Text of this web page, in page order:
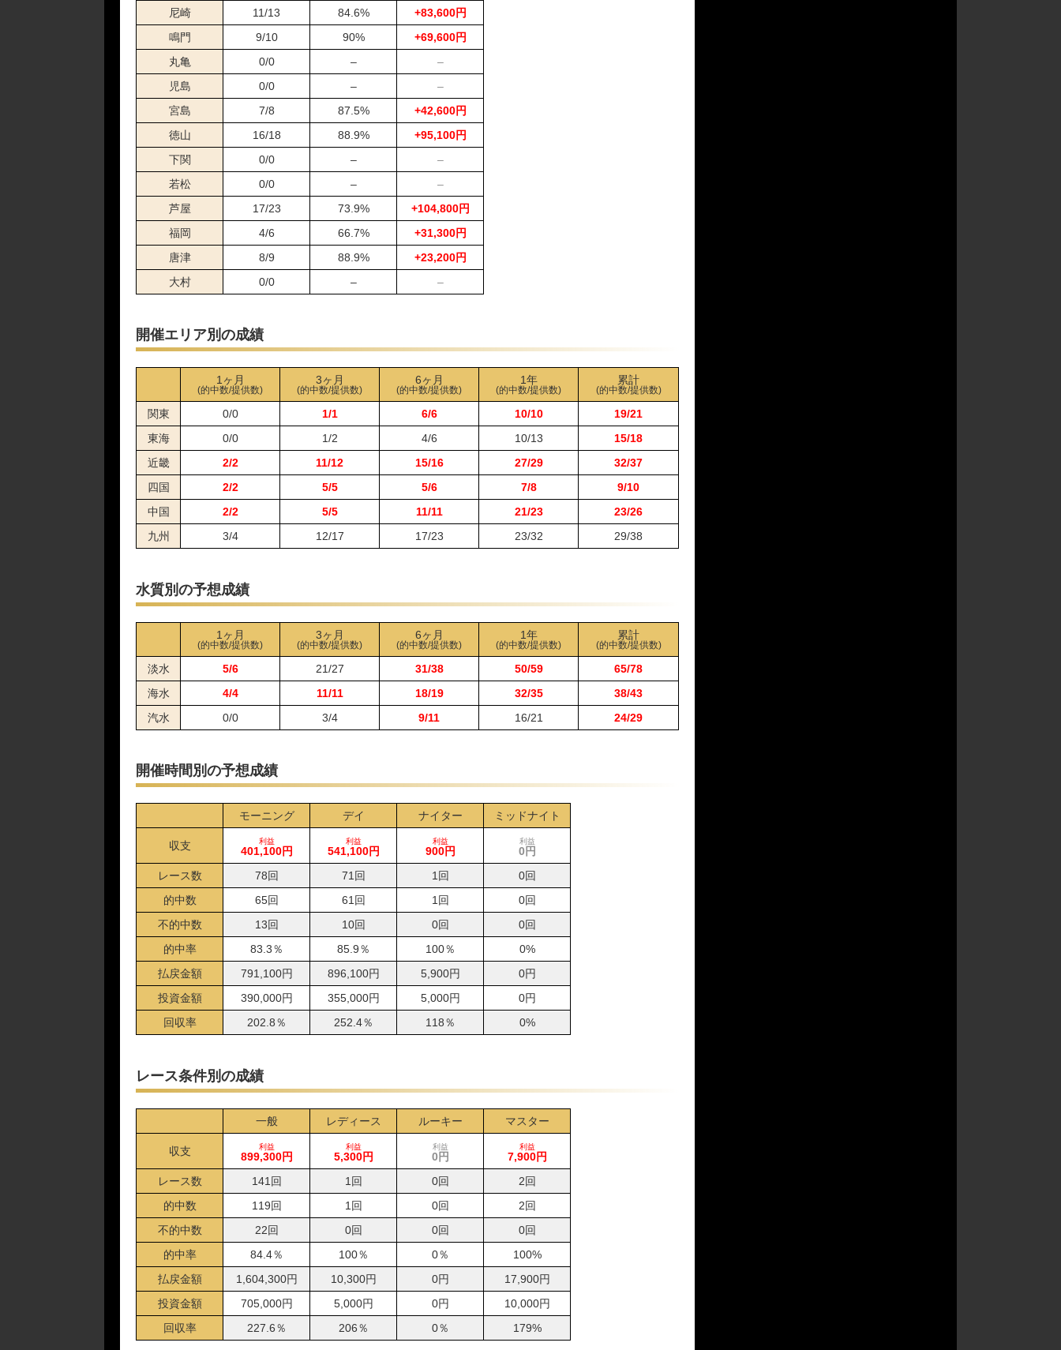
04月19日芦屋10R
1-2-3 5,000円
04月18日三国10R
1-3-4 5,000円
04月15日福岡03R
1-3-4 5,000円
04月14日平和島05R
1-3-2 5,000円
04月11日福岡02R
1-2-3 5,000円
04月08日三国11R
4-1-5 5,000円
04月05日津05R
1-2-4 5,000円
03月30日宮島08R
3-1-2 5,000円
03月28日宮島06R
1-3-4 5,000円
03月27日津05R
1-2-4 5,000円
03月24日徳山10R
1-3-2 5,000円
03月22日鳴門10R
4-3-5 5,000円
03月19日尼崎07R
1-2-3 5,000円
03月17日江戸川06R
1-2-4 5,000円
03月15日徳山11R
03月08日唐津12R
03月05日徳山11R
1-2-3 5,000円 6,000円
120%
03月04日芦屋12R
1-3-2 5,000円 6,600円
132%
03月02日芦屋10R
6-2-5 5,000円 0円
0%
02月27日唐津11R
5,000円 5,600円
112%
02月25日唐津10R
2-1-5 5,000円 14,400円
288%
02月23日芦屋10R
5,000円 10,800円
216%
02月22日江戸川05R
5,000円 11,400円
228%
02月21日江戸川05R
5,000円 5,500円
110%
02月18日江戸川06R
5,000円 12,100円
242%
02月09日常滑06R
1-2-5 5,000円 11,500円
230%
01月29日津06R
1-3-2 5,000円 0円
0%
01月13日尼崎05R
01月09日尼崎05R
1-3-2 5,000円 13,800円
276%
01月08日尼崎06R
1-4-2 5,000円 7,500円
150%
01月07日住之江06R
1-3-2 5,000円 5,900円
118%
12月31日宮島06R
5,000円 0円
0%
12月24日宮島06R
1-3-6 5,000円 5,800円
116%
12月12日宮島06R
1-3-4 5,000円 12,000円
240%
12月05日尼崎05R
5,000円 7,400円
148%
12月03日芦屋09R
12月01日多摩川06R
1-3-4 5,000円 6,800円
136%
11月26日福岡04R
4-3-6 5,000円 0円
11月23日芦屋10R
1-3-2 5,000円 7,600円
11月20日徳山05R
1-3-4 5,000円 11,700円
11月19日徳山06R
1-2-3 5,000円 7,900円
11月18日芦屋10R
1-3-2 5,000円 7,300円
11月14日宮島06R
1-2-4 5,000円 5,600円
11月02日三国10R
1-2-3 5,000円 7,300円
10月29日福岡05R
4-2-6 5,000円 0円
10月25日津05R
1-2-3 5,000円 7,000円
10月20日福岡04R
2-3-1 5,000円 11,900円
10月18日江戸川05R
1-4-2 5,000円 8,300円
10月16日津06R
1-2-3 5,000円 5,600円
10月13日三国06R
1-3-2 5,000円 26,600円
10月09日徳山09R
10月07日徳山09R
1-3-2 5,000円 8,100円
10月06日びわこ06R
1-4-6 5,000円 7,700円
10月05日唐津10R
1-5-6 5,000円 0円
10月03日多摩川05R
1-2-3 5,000円 17,200円
10月02日鳴門10R
1-2-4 5,000円 11,000円
09月29日芦屋10R
1-2-4 5,000円 5,600円
09月24日平和島05R
1-5-2 5,000円 20,100円
09月22日びわこ05R
1-3-5 5,000円 9,300円
09月14日鳴門05R
1-3-5 5,000円 17,700円
09月11日津06R
6-1-4 5,000円 0円
09月08日宮島05R
1-4-6 5,000円 15,600円
09月05日びわこ05R
3-1-4 5,000円 12,000円
尼崎
11/13 84.6%
+83,600円
鳴門
9/10 90%
+69,600円
丸亀
0/0 –
–
児島
0/0 –
–
宮島
7/8 87.5%
+42,600円
徳山
16/18 88.9%
+95,100円
下関
0/0 –
–
若松
0/0 –
–
芦屋
17/23 73.9%
+104,800円
福岡
4/6 66.7%
+31,300円
唐津
8/9 88.9%
+23,200円
大村
0/0 – –
開催エリア別の成績
1ヶ月
(的中数/提供数)
3ヶ月
(的中数/提供数)
6ヶ月
(的中数/提供数)
1年
(的中数/提供数)
累計
(的中数/提供数)
関東 0/0 1/1 6/6 10/10
19/21
東海
0/0 1/2 4/6 10/13
15/18
近畿
2/2 11/12 15/16 27/29
32/37
四国
2/2 5/5 5/6 7/8
9/10
中国
2/2 5/5 11/11 21/23
23/26
九州
3/4 12/17 17/23 23/32 29/38
水質別の予想成績
1ヶ月
(的中数/提供数)
3ヶ月
(的中数/提供数)
6ヶ月
(的中数/提供数)
1年
(的中数/提供数)
累計
(的中数/提供数)
淡水 5/6 21/27 31/38 50/59
65/78
海水
4/4 11/11 18/19 32/35
38/43
汽水
0/0 3/4 9/11 16/21 24/29
開催時間別の予想成績
モーニング デイ ナイター ミッドナイト
収支 利益
401,100円
利益
541,100円
利益
900円
利益
0円
レース数
78回 71回 1回
0回
的中数
65回 61回 1回
0回
不的中数
13回 10回 0回
0回
的中率
83.3％ 85.9％ 100％
0%
払戻金額
791,100円 896,100円 5,900円
0円
投資金額
390,000円 355,000円 5,000円
0円
回収率
202.8％ 252.4％ 118％ 0%
レース条件別の成績
一般 レディース ルーキー マスター
収支 利益
899,300円
利益
5,300円
利益
0円
利益
7,900円
レース数
141回 1回 0回
2回
的中数
119回 1回 0回
2回
不的中数
22回 0回 0回
0回
的中率
84.4％ 100％ 0％
100%
払戻金額
1,604,300円 10,300円 0円
17,900円
投資金額
705,000円 5,000円 0円
10,000円
回収率
227.6％ 206％ 0％ 179%